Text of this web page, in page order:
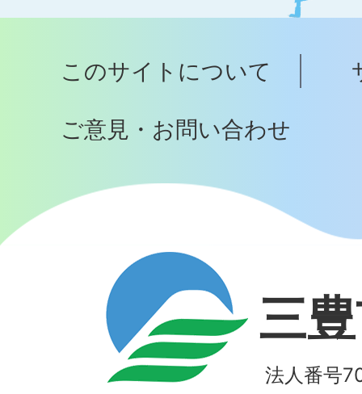
ッ
へ
このサイトについて
ご意見・お問い合わせ
三
法人番号